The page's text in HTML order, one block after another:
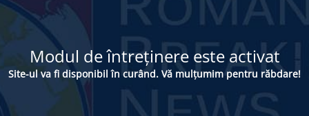
Modul de întreținere este activat
Site-ul va fi disponibil în curând. Vă mulțumim pentru răbdare!